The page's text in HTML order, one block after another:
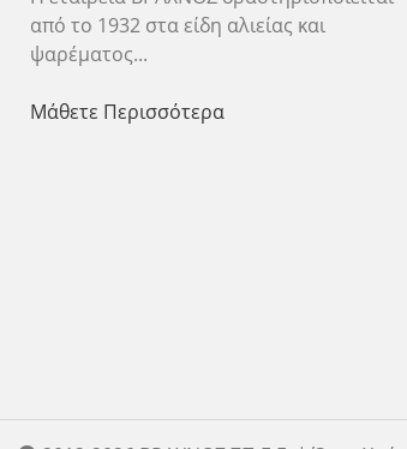
από το 1932 στα είδη αλιείας και
ψαρέματος...
Μάθετε Περισσότερα